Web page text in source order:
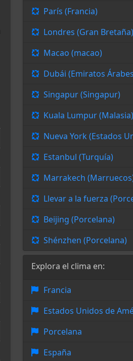
París (Francia)
Londres (Gran Bretaña)
Macao (macao)
Dubái (Emiratos
Singapur (Singapur)
Kuala Lumpur (Malasia)
Nueva York (Estados
Estanbul (Turquía)
Marrakech
Llevar a la fuerza
Beijing (Porcelana)
Shénzhen (Porcelana)
Explora el clima en:
Francia
Estados Unidos de
Porcelana
España